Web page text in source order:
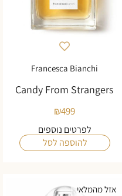
Francesca Bianchi
Candy From Strangers
₪499
לפרטים נוספים
להוספה לסל
אזל מהמלאי